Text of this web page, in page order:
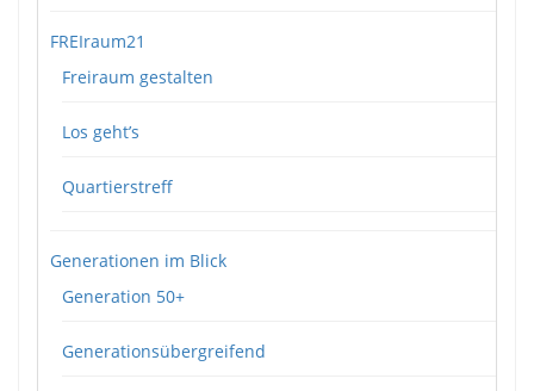
FREIraum21
Freiraum gestalten
Los geht’s
Quartierstreff
Generationen im Blick
Generation 50+
Generationsübergreifend